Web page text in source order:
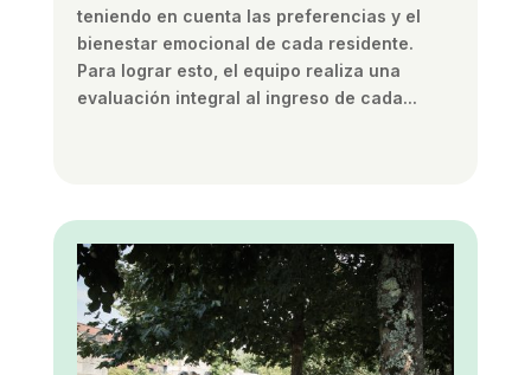
teniendo en cuenta las preferencias y el
bienestar emocional de cada residente.
Para lograr esto, el equipo realiza una
evaluación integral al ingreso de cada...